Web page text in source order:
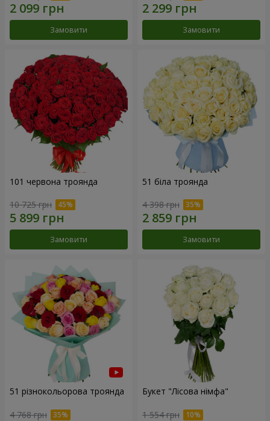
Замовити Замовити
101 червона троянда
10 725 грн
Замовити
51 біла троянда
4 398 грн
Замовити
51 різнокольорова троянда
4 768 грн
Букет "Лісова німфа"
1 554 грн